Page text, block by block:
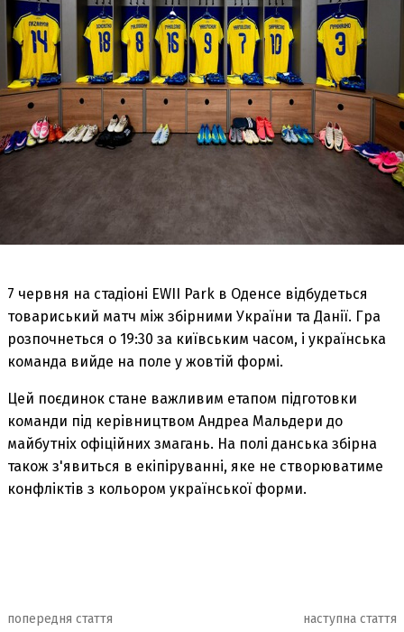
7 червня на стадіоні EWII Park в Оденсе відбудеться
товариський матч між збірними України та Данії. Гра
розпочнеться о 19:30 за київським часом, і українська
команда вийде на поле у жовтій формі.
Цей поєдинок стане важливим етапом підготовки
команди під керівництвом Андреа Мальдери до
майбутніх офіційних змагань. На полі данська збірна
також з'явиться в екіпіруванні, яке не створюватиме
конфліктів з кольором української форми.
попередня стаття наступна стаття